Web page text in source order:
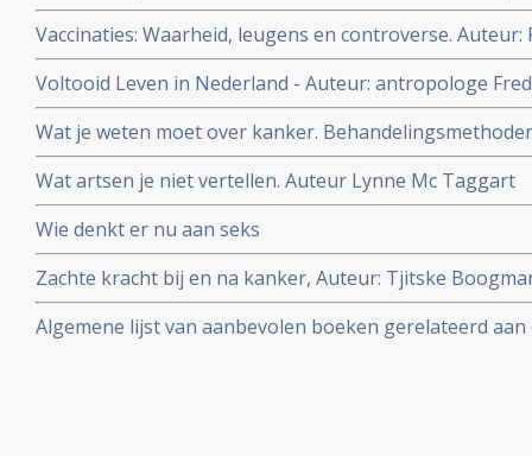
Vaccinaties: Waarheid, leugens en controverse. Auteur:
Voltooid Leven in Nederland - Auteur: antropologe
ervaren, willen en doen als zij het leven voltooid vinden
Wat je weten moet over kanker.
Auteur Lynne McTaggert
Wat artsen je niet vertellen. Auteur Lynne Mc Taggart
Wie denkt er nu aan seks
Zachte kracht bij en na kanker, Auteur: Tjitske
Janneke Boshouwers. Yoga bij en na kanker.
Algemene lijst van aanbevolen boeken gerelateerd